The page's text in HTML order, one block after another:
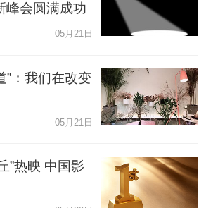
峰会圆满成功
05月21日
”：我们在改变
05月21日
”热映 中国影